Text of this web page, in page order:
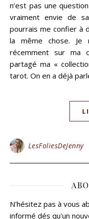
n’est pas une
vraiment envie de
pourrais me confier à
la même chose.
récemment sur ma
partagé ma «
tarot. On en a déjà
LesFoliesDeJenny
N'hésitez pas à vous
informé dés qu'un